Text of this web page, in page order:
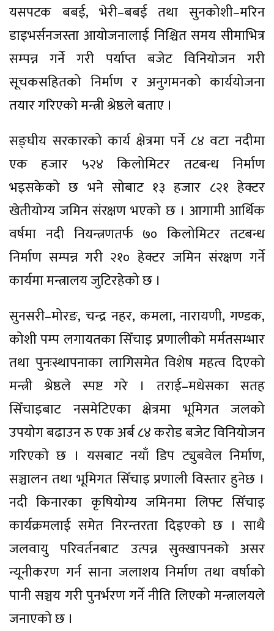
यसपटक बबई, भेरी–बबई तथा सुनकोशी–मरिन
डाइभर्सनजस्ता आयोजनालाई निश्चित समय सीमाभित्र
सम्पन्न गर्ने गरी पर्याप्त बजेट विनियोजन गरी
सूचकसहितको निर्माण र अनुगमनको कार्ययोजना
तयार गरिएको मन्त्री श्रेष्ठले बताए ।
सङ्घीय सरकारको कार्य क्षेत्रमा पर्ने ८४ वटा नदीमा
एक हजार ५२४ किलोमिटर तटबन्ध निर्माण
भइसकेको छ भने सोबाट १३ हजार ८२१ हेक्टर
खेतीयोग्य जमिन संरक्षण भएको छ । आगामी आर्थिक
वर्षमा नदी नियन्त्रणतर्फ ७० किलोमिटर तटबन्ध
निर्माण सम्पन्न गरी २१० हेक्टर जमिन संरक्षण गर्ने
कार्यमा मन्त्रालय जुटिरहेको छ ।
सुनसरी–मोरङ, चन्द्र नहर, कमला, नारायणी, गण्डक,
कोशी पम्प लगायतका सिँचाइ प्रणालीको मर्मतसम्भार
तथा पुनःस्थापनाका लागिसमेत विशेष महत्व दिएको
मन्त्री श्रेष्ठले स्पष्ट गरे । तराई–मधेसका सतह
सिँचाइबाट नसमेटिएका क्षेत्रमा भूमिगत जलको
उपयोग बढाउन रु एक अर्ब ८४ करोड बजेट विनियोजन
गरिएको छ । यसबाट नयाँ डिप ट्युबवेल निर्माण,
सञ्चालन तथा भूमिगत सिँचाइ प्रणाली विस्तार हुनेछ ।
नदी किनारका कृषियोग्य जमिनमा लिफ्ट सिँचाइ
कार्यक्रमलाई समेत निरन्तरता दिइएको छ । साथै
जलवायु परिवर्तनबाट उत्पन्न सुक्खापनको असर
न्यूनीकरण गर्न साना जलाशय निर्माण तथा वर्षाको
पानी सञ्चय गरी पुनर्भरण गर्ने नीति लिएको मन्त्रालयले
जनाएको छ ।